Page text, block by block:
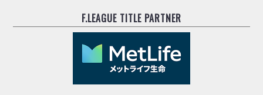
F.LEAGUE TITLE PARTNER